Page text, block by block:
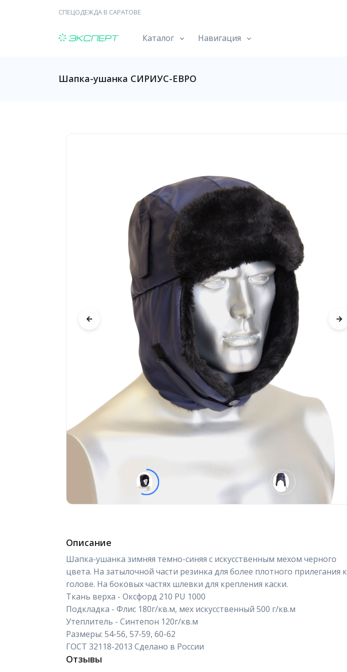
СПЕЦОДЕЖДА В САРАТОВЕ
Каталог Навигация
Шапка-ушанка СИРИУС-ЕВРО
Описание
Шапка-ушанка зимняя темно-синяя с искусственным мехом черного
цвета. На затылочной части резинка для более плотного прилегания к
голове. На боковых частях шлевки для крепления каски.
Ткань верха - Оксфорд 210 PU 1000
Подкладка - Флис 180г/кв.м, мех искусственный 500 г/кв.м
Утеплитель - Синтепон 120г/кв.м
Размеры: 54-56, 57-59, 60-62
ГОСТ 32118-2013 Сделано в России
Отзывы